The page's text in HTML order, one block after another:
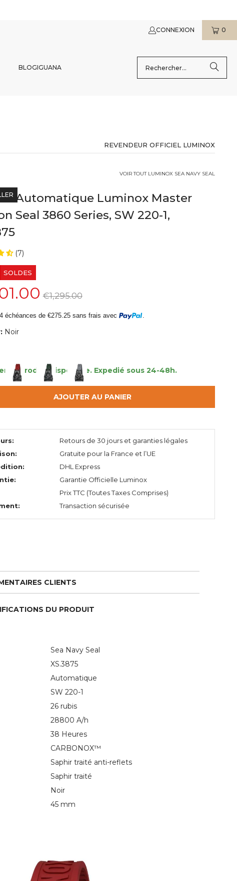
CONNEXION 0
BLOGIGUANA
REVENDEUR OFFICIEL LUMINOX
VOIR TOUT LUMINOX SEA NAVY SEAL
Automatique Luminox Master
Seal 3860 Series, SW 220-1,
(7)
SOLDES
€1,295.00
échéances de €275.25 sans frais avec
Noir
1 produit disponible. Expedié sous 24-48h.
AJOUTER AU PANIER
Retours de 30 jours et garanties légales
Gratuite pour la France et l’UE
DHL Express
Garantie Officielle Luminox
Prix TTC (Toutes Taxes Comprises)
Transaction sécurisée
CLIENTS
DU PRODUIT
Sea Navy Seal
XS.3875
Automatique
SW 220-1
26 rubis
28800 A/h
38 Heures
CARBONOX™
Saphir traité anti-reflets
Saphir traité
Noir
45 mm